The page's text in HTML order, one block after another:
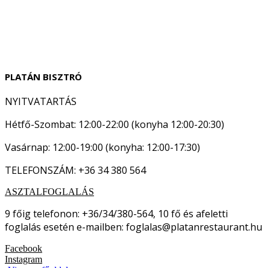
PLATÁN BISZTRÓ
NYITVATARTÁS
Hétfő-Szombat: 12:00-22:00 (konyha 12:00-20:30)
Vasárnap: 12:00-19:00 (konyha: 12:00-17:30)
TELEFONSZÁM: +36 34 380 564
ASZTALFOGLALÁS
9 főig telefonon: +36/34/380-564, 10 fő és afeletti
foglalás esetén e-mailben: foglalas@platanrestaurant.hu
Facebook
Instagram